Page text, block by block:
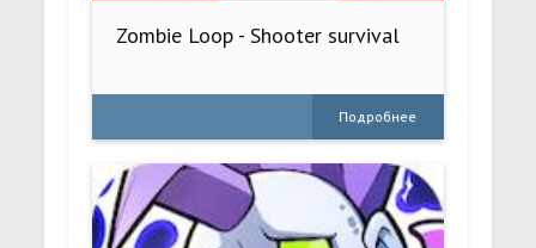
Zombie Loop - Shooter survival
Подробнее